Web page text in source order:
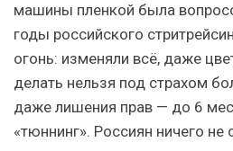
машины пленкой была
годы российского
огонь: изменяли всё, даже
делать нельзя под страхом
даже лишения прав — до 6
«тюннинг». Россиян ничего не